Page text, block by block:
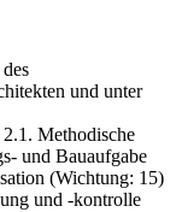
und unter
Methodische
und Bauaufgabe
(Wichtung: 15)
und -kontrolle